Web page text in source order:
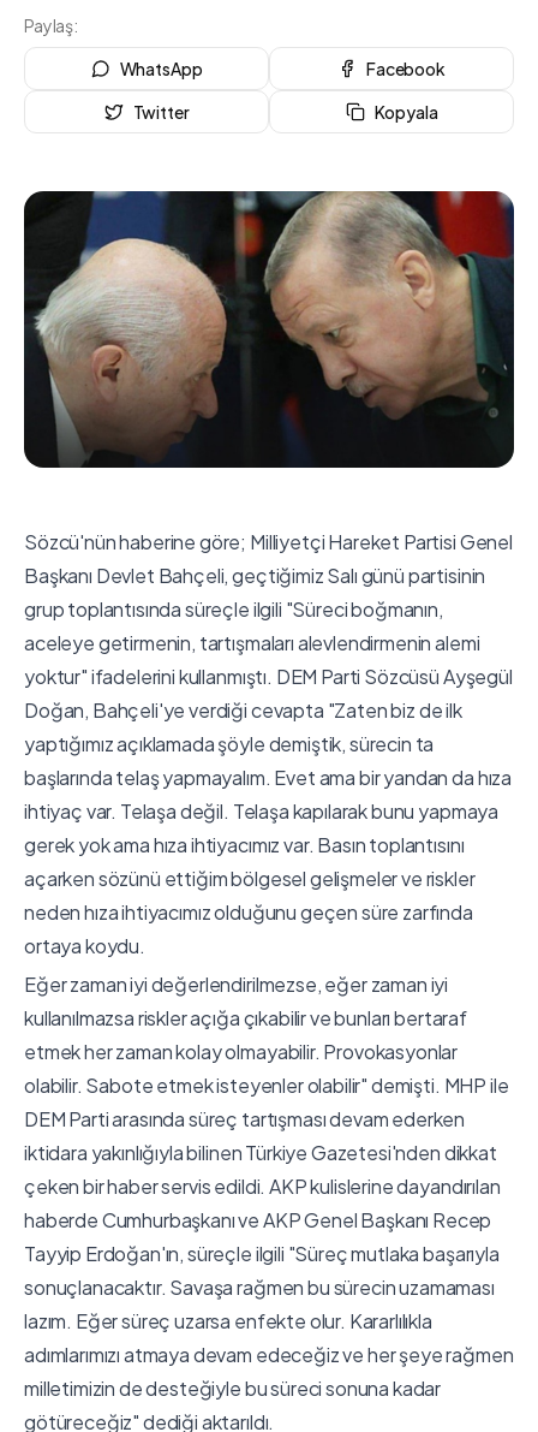
Paylaş:
WhatsApp
Facebook
Twitter
Kopyala
Sözcü'nün haberine göre; Milliyetçi Hareket Partisi Genel
Başkanı Devlet Bahçeli, geçtiğimiz Salı günü partisinin
grup toplantısında süreçle ilgili "Süreci boğmanın,
aceleye getirmenin, tartışmaları alevlendirmenin alemi
yoktur" ifadelerini kullanmıştı. DEM Parti Sözcüsü Ayşegül
Doğan, Bahçeli'ye verdiği cevapta "Zaten biz de ilk
yaptığımız açıklamada şöyle demiştik, sürecin ta
başlarında telaş yapmayalım. Evet ama bir yandan da hıza
ihtiyaç var. Telaşa değil. Telaşa kapılarak bunu yapmaya
gerek yok ama hıza ihtiyacımız var. Basın toplantısını
açarken sözünü ettiğim bölgesel gelişmeler ve riskler
neden hıza ihtiyacımız olduğunu geçen süre zarfında
ortaya koydu.
Eğer zaman iyi değerlendirilmezse, eğer zaman iyi
kullanılmazsa riskler açığa çıkabilir ve bunları bertaraf
etmek her zaman kolay olmayabilir. Provokasyonlar
olabilir. Sabote etmek isteyenler olabilir" demişti. MHP ile
DEM Parti arasında süreç tartışması devam ederken
iktidara yakınlığıyla bilinen Türkiye Gazetesi'nden dikkat
çeken bir haber servis edildi. AKP kulislerine dayandırılan
haberde Cumhurbaşkanı ve AKP Genel Başkanı Recep
Tayyip Erdoğan'ın, süreçle ilgili "Süreç mutlaka başarıyla
sonuçlanacaktır. Savaşa rağmen bu sürecin uzamaması
lazım. Eğer süreç uzarsa enfekte olur. Kararlılıkla
adımlarımızı atmaya devam edeceğiz ve her şeye rağmen
milletimizin de desteğiyle bu süreci sonuna kadar
götüreceğiz" dediği aktarıldı.